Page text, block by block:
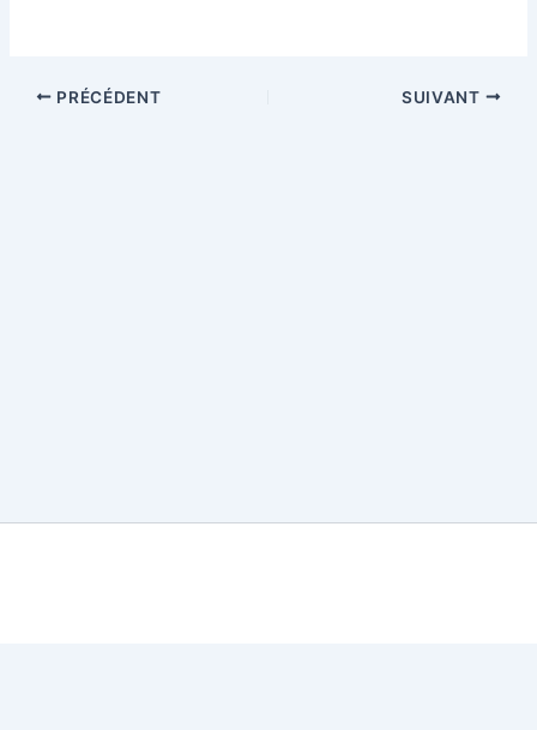
PRÉCÉDENT SUIVANT